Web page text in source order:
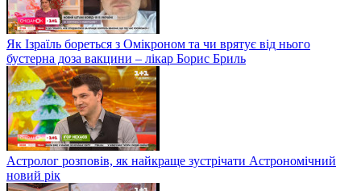
Як Ізраїль бореться з Омікроном та чи врятує від нього
бустерна доза вакцини – лікар Борис Бриль
Астролог розповів, як найкраще зустрічати Астрономічний
новий рік